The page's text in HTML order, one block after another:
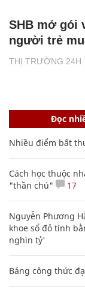
THỊ TRƯỜNG 24H
SHB mở gói
người trẻ
Đọc
Nhiều điểm bất
Cách học thuộc
"thần chú"
17
Nguyễn Phương
khoe sổ đỏ tính
nghìn tỷ'
Bảng công thức